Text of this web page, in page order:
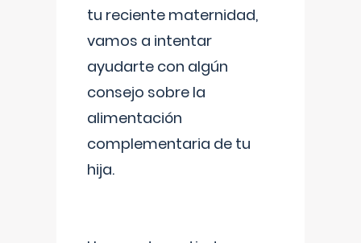
tu reciente maternidad,
vamos a intentar
ayudarte con algún
consejo sobre la
alimentación
complementaria de tu
hija.